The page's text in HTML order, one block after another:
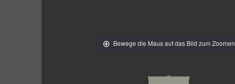
Bewege die Maus auf das Bild zum Zoomen